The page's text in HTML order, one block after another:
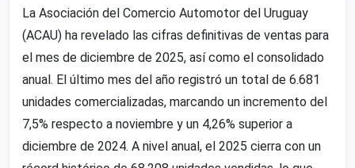
La Asociación del Comercio Automotor del Uruguay
(ACAU) ha revelado las cifras definitivas de ventas para
el mes de diciembre de 2025, así como el consolidado
anual. El último mes del año registró un total de 6.681
unidades comercializadas, marcando un incremento del
7,5% respecto a noviembre y un 4,26% superior a
diciembre de 2024. A nivel anual, el 2025 cierra con un